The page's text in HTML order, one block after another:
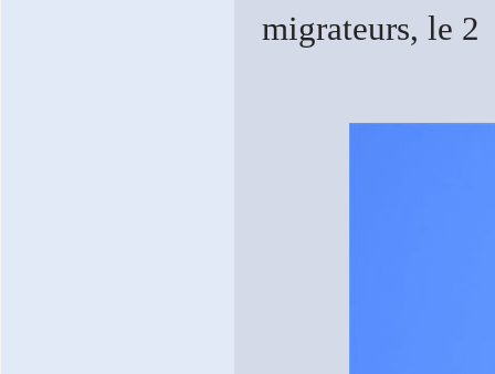
migrateurs, le 2